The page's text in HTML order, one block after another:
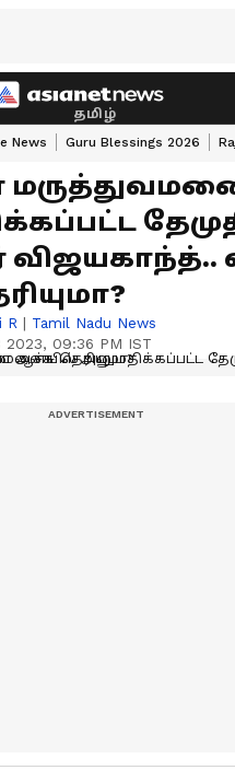
தமிழ்
News Guru Blessings 2026
R | Tamil Nadu News
2023, 09:36 PM IST